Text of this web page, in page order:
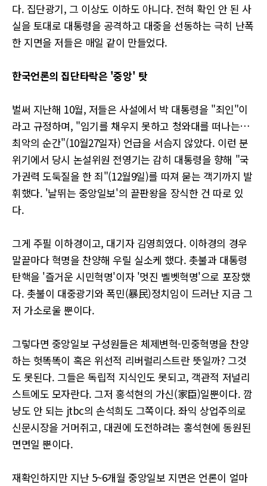
다. 집단광기, 그 이상도 이하도 아니다. 전혀 확인 안 된 사
실을 토대로 대통령을 공격하고 대중을 선동하는 극히 난폭
한 지면을 저들은 매일 같이 만들었다.
한국언론의 집단타락은 '중앙' 탓
벌써 지난해 10월, 저들은 사설에서 박 대통령을 "죄인"이
라고 규정하며, "임기를 채우지 못하고 청와대를 떠나는…
최악의 순간"(10월27일자) 언급을 서슴지 않았다. 이런 분
위기에서 당시 논설위원 전영기는 감히 대통령을 향해 "국
가권력 도둑질을 한 죄"(12월9일)를 따져 묻는 객기까지 발
휘했다. '날뛰는 중앙일보'의 끝판왕을 장식한 건 따로 있
다.
그게 주필 이하경이고, 대기자 김영희였다. 이하경의 경우
말끝마다 혁명을 찬양해 우릴 실소케 했다. 촛불과 대통령
탄핵을 '즐거운 시민혁명'이자 '멋진 벨벳혁명'으로 포장했
다. 촛불이 대중광기와 폭민(暴民)정치임이 드러난 지금 그
저 가소로울 뿐이다.
그렇다면 중앙일보 구성원들은 체제변혁-민중혁명을 찬양
하는 헛똑똑이 혹은 위선적 리버럴리스트란 뜻일까? 그것
도 못된다. 그들은 독립적 지식인도 못되고, 객관적 저널리
스트에도 모자란다. 그저 홍석현의 가신(家臣)일뿐이다. 깜
냥도 안 되는 jtbc의 손석희도 그쪽이다. 좌익 상업주의로
신문시장을 거머쥐고, 대권에 도전하려는 홍석현에 동원된
면면일 뿐이다.
재확인하지만 지난 5~6개월 중앙일보 지면은 언론이 얼마